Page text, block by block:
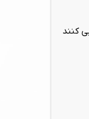
کنند